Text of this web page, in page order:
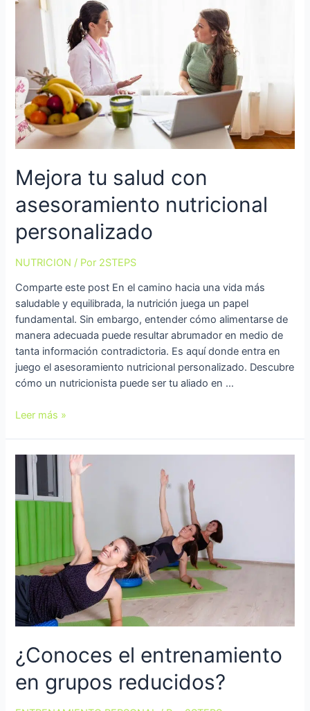
Mejora tu salud con
asesoramiento nutricional
personalizado
NUTRICION / Por 2STEPS
Comparte este post En el camino hacia una vida más
saludable y equilibrada, la nutrición juega un papel
fundamental. Sin embargo, entender cómo alimentarse de
manera adecuada puede resultar abrumador en medio de
tanta información contradictoria. Es aquí donde entra en
juego el asesoramiento nutricional personalizado. Descubre
cómo un nutricionista puede ser tu aliado en …
Leer más »
¿Conoces el entrenamiento
en grupos reducidos?